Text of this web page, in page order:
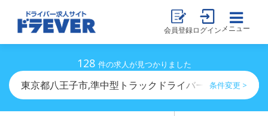
会員登録ログイン メニュー
128 件の求人が見つかりました
東京都八王子市,準中型トラックドライバーのドライバー
条件変更 >